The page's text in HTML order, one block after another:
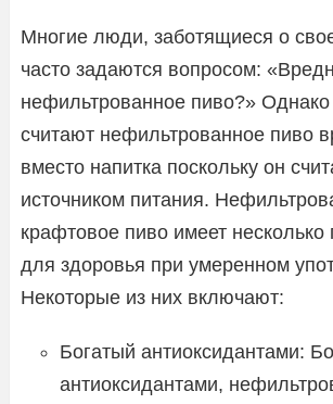
Многие люди, заботящиеся о
часто задаются вопросом:
нефильтрованное пиво?» Однако
считают нефильтрованное пиво
вместо напитка поскольку он
источником питания.
крафтовое пиво имеет
для здоровья при умеренном
Некоторые из них включают:
Богатый антиоксидантами:
антиоксидантами,